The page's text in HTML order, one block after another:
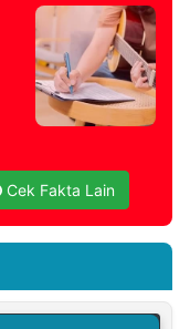
Cek Fakta Lain